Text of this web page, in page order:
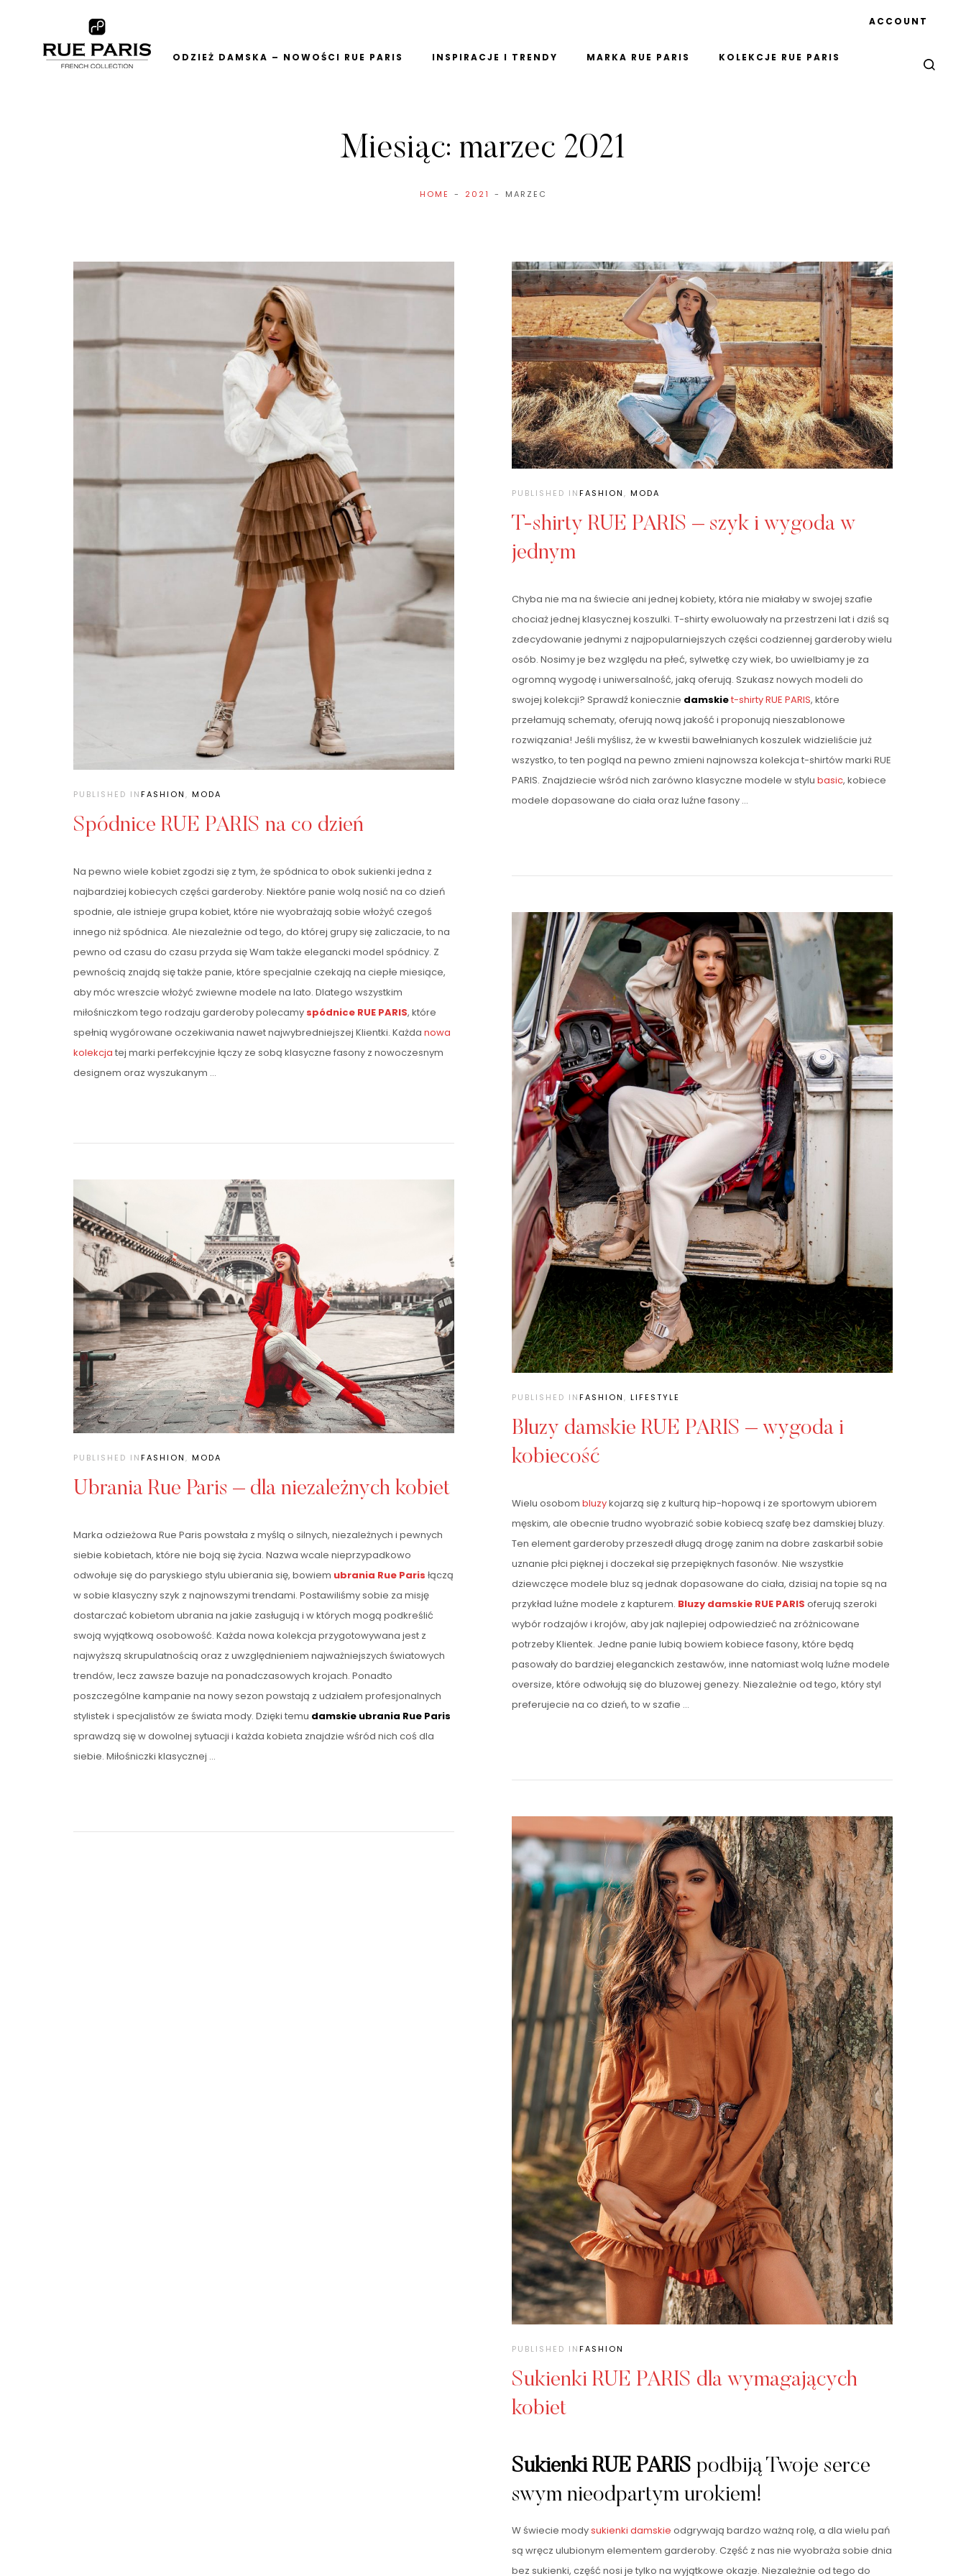
ODZIEŻ DAMSKA – NOWOŚCI RUE PARIS INSPIRACJE I TRENDY MARKA RUE PARIS KOLEKCJE RUE PARIS
ACCOUNT
Miesiąc: marzec 2021
HOME 2021 MARZEC
PUBLISHED INFASHION, MODA
Spódnice RUE PARIS na co dzień
Na pewno wiele kobiet zgodzi się z tym, że spódnica to obok sukienki jedna z
najbardziej kobiecych części garderoby. Niektóre panie wolą nosić na co dzień
spodnie, ale istnieje grupa kobiet, które nie wyobrażają sobie włożyć czegoś
innego niż spódnica. Ale niezależnie od tego, do której grupy się zaliczacie, to na
pewno od czasu do czasu przyda się Wam także elegancki model spódnicy. Z
pewnością znajdą się także panie, które specjalnie czekają na ciepłe miesiące,
aby móc wreszcie włożyć zwiewne modele na lato. Dlatego wszystkim
miłośniczkom tego rodzaju garderoby polecamy spódnice RUE PARIS, które
spełnią wygórowane oczekiwania nawet najwybredniejszej Klientki. Każda nowa
kolekcja tej marki perfekcyjnie łączy ze sobą klasyczne fasony z nowoczesnym
designem oraz wyszukanym …
PUBLISHED INFASHION, MODA
T-shirty RUE PARIS – szyk i wygoda w
jednym
Chyba nie ma na świecie ani jednej kobiety, która nie miałaby w swojej szafie
chociaż jednej klasycznej koszulki. T-shirty ewoluowały na przestrzeni lat i dziś są
zdecydowanie jednymi z najpopularniejszych części codziennej garderoby wielu
osób. Nosimy je bez względu na płeć, sylwetkę czy wiek, bo uwielbiamy je za
ogromną wygodę i uniwersalność, jaką oferują. Szukasz nowych modeli do
swojej kolekcji? Sprawdź koniecznie damskiet-shirty RUE PARIS, które
przełamują schematy, oferują nową jakość i proponują nieszablonowe
rozwiązania! Jeśli myślisz, że w kwestii bawełnianych koszulek widzieliście już
wszystko, to ten pogląd na pewno zmieni najnowsza kolekcja t-shirtów marki RUE
PARIS. Znajdziecie wśród nich zarówno klasyczne modele w stylu basic, kobiece
modele dopasowane do ciała oraz luźne fasony …
PUBLISHED INFASHION, LIFESTYLE
Bluzy damskie RUE PARIS – wygoda i
kobiecość
Wielu osobom bluzykojarzą się z kulturą hip-hopową i ze sportowym ubiorem
męskim, ale obecnie trudno wyobrazić sobie kobiecą szafę bez damskiej bluzy.
Ten element garderoby przeszedł długą drogę zanim na dobre zaskarbił sobie
uznanie płci pięknej i doczekał się przepięknych fasonów. Nie wszystkie
dziewczęce modele bluz są jednak dopasowane do ciała, dzisiaj na topie są na
przykład luźne modele z kapturem. Bluzy damskie RUE PARIS oferują szeroki
wybór rodzajów i krojów, aby jak najlepiej odpowiedzieć na zróżnicowane
potrzeby Klientek. Jedne panie lubią bowiem kobiece fasony, które będą
pasowały do bardziej eleganckich zestawów, inne natomiast wolą luźne modele
oversize, które odwołują się do bluzowej genezy. Niezależnie od tego, który styl
preferujecie na co dzień, to w szafie …
PUBLISHED INFASHION, MODA
Ubrania Rue Paris – dla niezależnych kobiet
Marka odzieżowa Rue Paris powstała z myślą o silnych, niezależnych i pewnych
siebie kobietach, które nie boją się życia. Nazwa wcale nieprzypadkowo
odwołuje się do paryskiego stylu ubierania się, bowiem ubrania Rue Paris łączą
w sobie klasyczny szyk z najnowszymi trendami. Postawiliśmy sobie za misję
dostarczać kobietom ubrania na jakie zasługują i w których mogą podkreślić
swoją wyjątkową osobowość. Każda nowa kolekcja przygotowywana jest z
najwyższą skrupulatnością oraz z uwzględnieniem najważniejszych światowych
trendów, lecz zawsze bazuje na ponadczasowych krojach. Ponadto
poszczególne kampanie na nowy sezon powstają z udziałem profesjonalnych
stylistek i specjalistów ze świata mody. Dzięki temu damskie ubrania Rue Paris
sprawdzą się w dowolnej sytuacji i każda kobieta znajdzie wśród nich coś dla
siebie. Miłośniczki klasycznej …
PUBLISHED INFASHION
Sukienki RUE PARIS dla wymagających
kobiet
Sukienki RUE PARIS podbiją Twoje serce
swym nieodpartym urokiem!
W świecie modysukienki damskie odgrywają bardzo ważną rolę, a dla wielu pań
są wręcz ulubionym elementem garderoby. Część z nas nie wyobraża sobie dnia
bez sukienki, część nosi je tylko na wyjątkowe okazje. Niezależnie od tego do